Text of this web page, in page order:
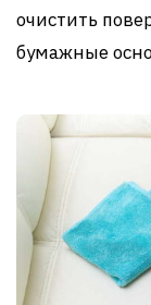
очистить
бумажные